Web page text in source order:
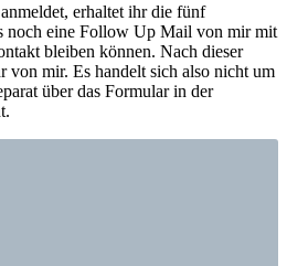
erhaltet ihr die fünf
noch eine Follow Up Mail von mir mit
bleiben können. Nach dieser
von mir. Es handelt sich also nicht um
über das Formular in der